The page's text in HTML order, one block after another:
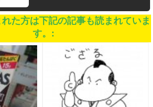
た方は下記の記事も読まれていま
す。: